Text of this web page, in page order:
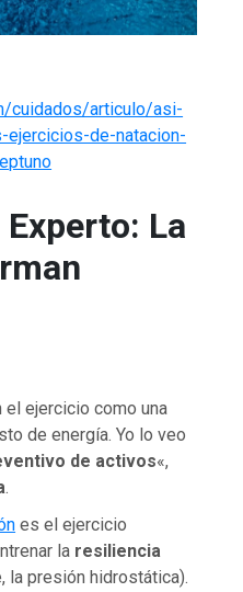
cuidados/articulo/asi-
de-natacion-
La
ejercicio como una
de energía. Yo lo veo
de activos«,
.
es el ejercicio
la resiliencia
la presión hidrostática).